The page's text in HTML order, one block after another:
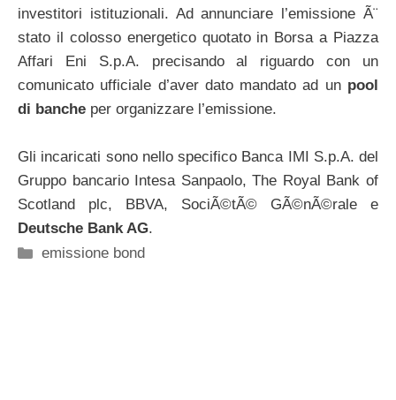
investitori istituzionali. Ad annunciare l’emissione Ã¨
stato il colosso energetico quotato in Borsa a Piazza
Affari Eni S.p.A. precisando al riguardo con un
comunicato ufficiale d’aver dato mandato ad un pool
di banche per organizzare l’emissione.
Gli incaricati sono nello specifico Banca IMI S.p.A. del
Gruppo bancario Intesa Sanpaolo, The Royal Bank of
Scotland plc, BBVA, SociÃ©tÃ© GÃ©nÃ©rale e
Deutsche Bank AG.
Categorie
emissione bond